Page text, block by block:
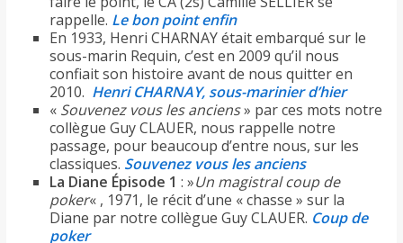
rappelle. Le bon point enfin
En 1933, Henri CHARNAY était embarqué sur le
sous-marin Requin, c’est en 2009 qu’il nous
confiait son histoire avant de nous quitter en
2010. Henri CHARNAY, sous-marinier d’hier
« Souvenez vous les anciens» par ces mots notre
collègue Guy CLAUER, nous rappelle notre
passage, pour beaucoup d’entre nous, sur les
classiques. Souvenez vous les anciens
La Diane Épisode 1 : »Un magistral coup de
poker« , 1971, le récit d’une « chasse » sur la
Diane par notre collègue Guy CLAUER. Coup de
poker